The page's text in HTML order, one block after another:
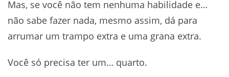
Mas, se você não tem nenhuma habilidade e…
não sabe fazer nada, mesmo assim, dá para
arrumar um trampo extra e uma grana extra.
Você só precisa ter um… quarto.